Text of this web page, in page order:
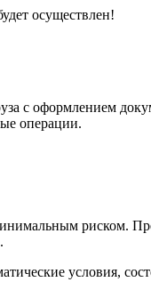
осуществлен!
с оформлением
операции.
риском.
условия,